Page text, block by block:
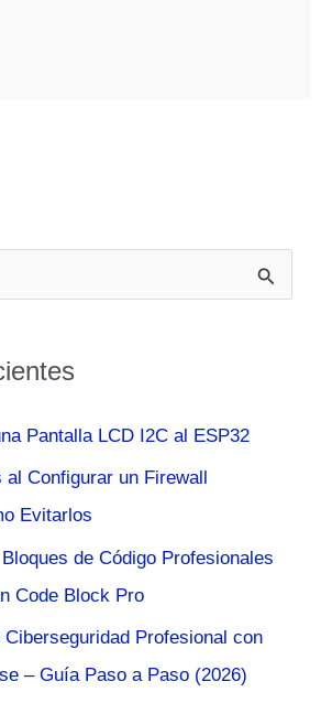
Pantalla LCD I2C al ESP32
Configurar un Firewall
Evitarlos
de Código Profesionales
Code Block Pro
Profesional con
– Guía Paso a Paso (2026)